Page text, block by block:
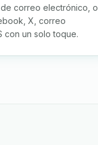
correo electrónico, o
X, correo
con un solo toque.